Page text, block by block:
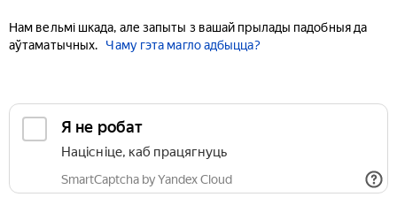
Нам вельмі шкада, але запыты з вашай прылады падобныя да
аўтаматычных.
Чаму гэта магло адбыцца?
Я не робат
Націсніце, каб працягнуць
SmartCaptcha by Yandex Cloud